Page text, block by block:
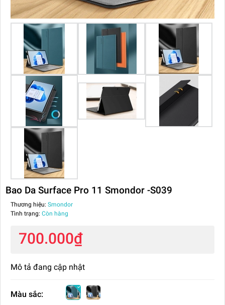
Bao Da Surface Pro 11 Smondor -S039
Thương hiệu: Smondor
Tình trạng: Còn hàng
700.000₫
Mô tả đang cập nhật
Màu sắc: